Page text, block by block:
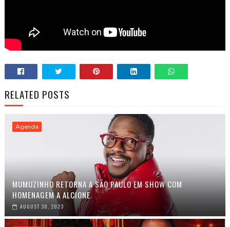
RELATED POSTS
Agenda
MUMUZINHO RETORNA A SÃO PAULO EM SHOW COM
HOMENAGEM A ALCIONE
AUGUST 30, 2023